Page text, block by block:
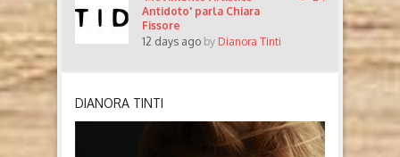
Antidoto' parla Chiara
Fissore
12 days ago by Dianora Tinti
DIANORA TINTI